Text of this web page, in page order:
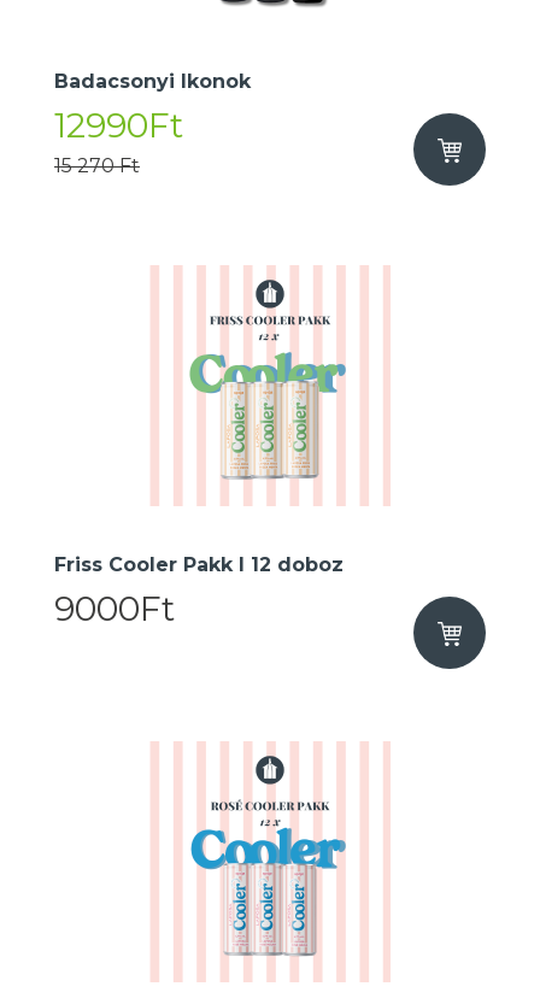
Badacsonyi Ikonok
12990Ft
15 270 Ft
Friss Cooler Pakk I 12 doboz
9000Ft